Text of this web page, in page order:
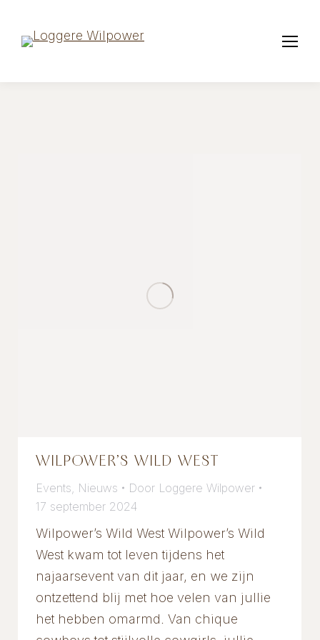
WILPOWER’S WILD WEST
Events, Nieuws Door Loggere Wilpower
17 september 2024
Wilpower’s Wild West Wilpower’s Wild
West kwam tot leven tijdens het
najaarsevent van dit jaar, en we zijn
ontzettend blij met hoe velen van jullie
het hebben omarmd. Van chique